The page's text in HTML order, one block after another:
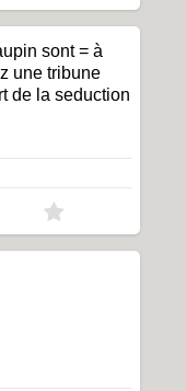
sont = à
une tribune
de la seduction